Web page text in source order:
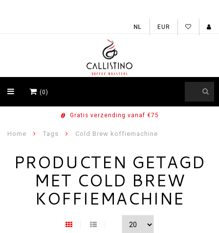
EUR
(0)
Gratis verzending vanaf €75
Home Tags Cold Brew koffiemachine
PRODUCTEN GETAGD
MET COLD BREW
KOFFIEMACHINE